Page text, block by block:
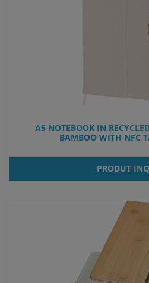
A5 NOTEBOOK IN
BAMBOO WITH NFC
PRODUT